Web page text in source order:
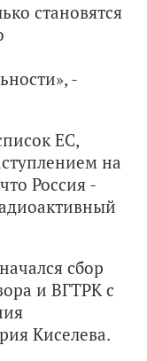
становятся
-
ЕС,
на
Россия -
сбор
и ВГТРК с
Киселева.